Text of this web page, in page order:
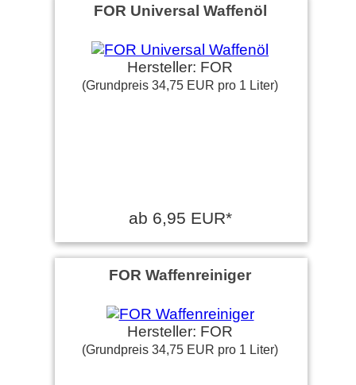
FOR Universal Waffenöl
Hersteller: FOR
(Grundpreis 34,75 EUR pro 1 Liter)
ab 6,95 EUR*
FOR Waffenreiniger
Hersteller: FOR
(Grundpreis 34,75 EUR pro 1 Liter)